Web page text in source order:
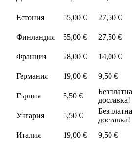
Естония
55,00 € 27,50 €
Финландия
55,00 € 27,50 €
Франция
28,00 € 14,00 €
Германия
19,00 € 9,50 €
Гърция
5,50 €
Безплатна
доставка!
Унгария
5,50 €
Безплатна
доставка!
Италия
19,00 € 9,50 €